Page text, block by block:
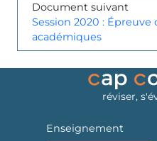
Document suivant
Session 2020 :
académiques
réviser,
Enseignement